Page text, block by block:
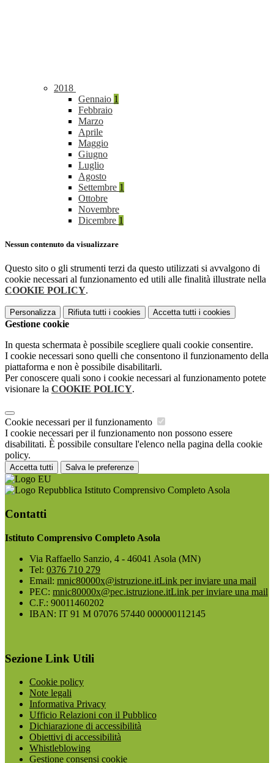
2018
Gennaio 1
Febbraio
Marzo
Aprile
Maggio
Giugno
Luglio
Agosto
Settembre 1
Ottobre
Novembre
Dicembre 1
Nessun contenuto da visualizzare
Questo sito o gli strumenti terzi da questo utilizzati si avvalgono di
cookie necessari al funzionamento ed utili alle finalità illustrate nella
COOKIE POLICY.
Personalizza Rifiuta tutti i cookies Accetta tutti i cookies
Gestione cookie
In questa schermata è possibile scegliere quali cookie consentire.
I cookie necessari sono quelli che consentono il funzionamento della
piattaforma e non è possibile disabilitarli.
Per conoscere quali sono i cookie necessari al funzionamento potete
visionare la COOKIE POLICY.
Cookie necessari per il funzionamento
I cookie necessari per il funzionamento non possono essere
disabilitati. È possibile consultare l'elenco nella pagina della cookie
policy.
Accetta tutti Salva le preferenze
Istituto Comprensivo Completo Asola
Contatti
Istituto Comprensivo Completo Asola
Via Raffaello Sanzio, 4 - 46041 Asola (MN)
Tel: 0376 710 279
Email: mnic80000x@istruzione.itLink per inviare una mail
PEC: mnic80000x@pec.istruzione.itLink per inviare una mail
C.F.: 90011460202
IBAN: IT 91 M 07076 57440 000000112145
Sezione Link Utili
Cookie policy
Note legali
Informativa Privacy
Ufficio Relazioni con il Pubblico
Dichiarazione di accessibilità
Obiettivi di accessibilità
Whistleblowing
Gestione consensi cookie